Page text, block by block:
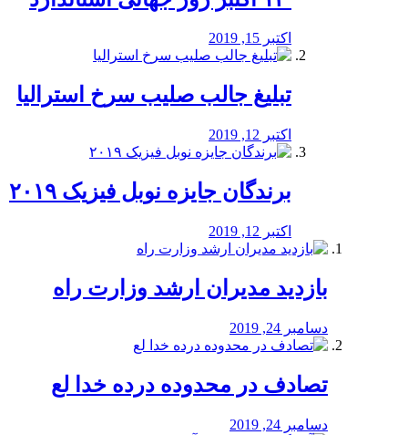
اکتبر 15, 2019
تبلیغ جالب صلیب سرخ استرالیا
اکتبر 12, 2019
برندگان جایزه نوبل فیزیک ۲۰۱۹
اکتبر 12, 2019
بازدید مدیران ارشد وزارت راه
دسامبر 24, 2019
تصادف در محدوده درده خدا لع
دسامبر 24, 2019